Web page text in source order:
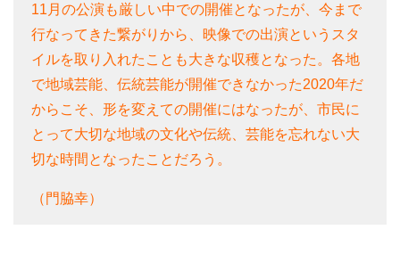
11月の公演も厳しい中での開催となったが、今まで
行なってきた繋がりから、映像での出演というスタ
イルを取り入れたことも大きな収穫となった。各地
で地域芸能、伝統芸能が開催できなかった2020年だ
からこそ、形を変えての開催にはなったが、市民に
とって大切な地域の文化や伝統、芸能を忘れない大
切な時間となったことだろう。
（門脇幸）